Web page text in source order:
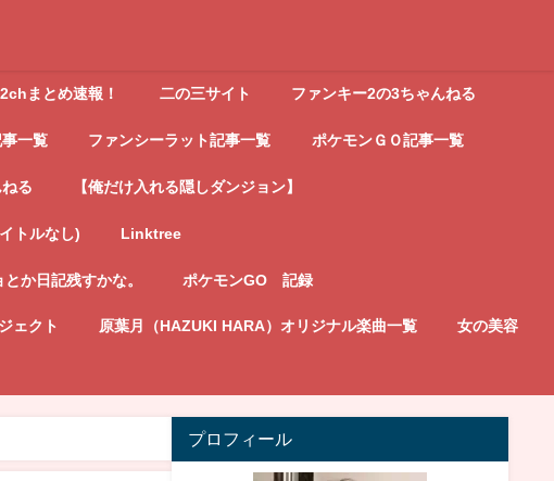
2chまとめ速報！ 二の三サイト ファンキー2の3ちゃんねる
一覧 ファンシーラット記事一覧 ポケモンＧＯ記事一覧
る 【俺だけ入れる隠しダンジョン】
トルなし) Linktree
か日記残すかな。 ポケモンGO 記録
ェクト 原葉月（HAZUKI HARA）オリジナル楽曲一覧 女の美容
プロフィール